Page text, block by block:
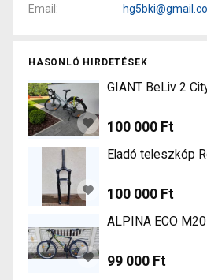
Email
HASONLÓ HIRDETÉSEK
GIANT BeLiv 2
100 000 Ft
Eladó teleszkóp
100 000 Ft
ALPINA ECO
99 000 Ft